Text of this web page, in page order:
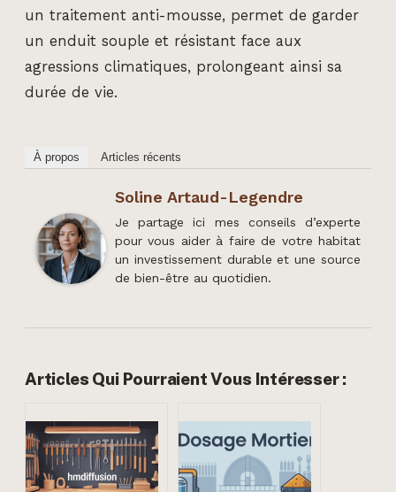
un traitement anti-mousse, permet de garder
un enduit souple et résistant face aux
agressions climatiques, prolongeant ainsi sa
durée de vie.
À propos Articles récents
Soline Artaud-Legendre
Je partage ici mes conseils d’experte
pour vous aider à faire de votre habitat
un investissement durable et une source
de bien-être au quotidien.
Articles Qui Pourraient Vous Intéresser :